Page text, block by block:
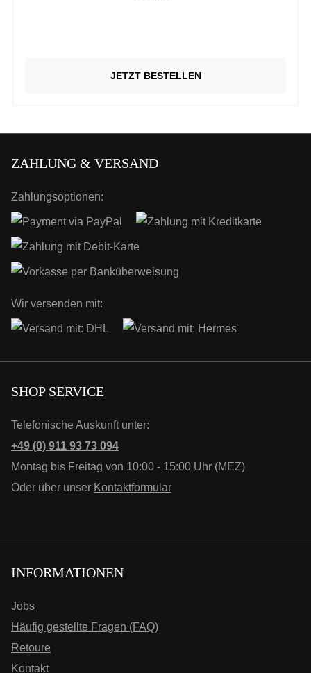
JETZT BESTELLEN
ZAHLUNG & VERSAND
Zahlungsoptionen:
Wir versenden mit:
SHOP SERVICE
Telefonische Auskunft unter:
+49 (0) 911 93 73 094
Montag bis Freitag von 10:00 - 15:00 Uhr (MEZ)
Oder über unser Kontaktformular
INFORMATIONEN
Jobs
Häufig gestellte Fragen (FAQ)
Retoure
Kontakt